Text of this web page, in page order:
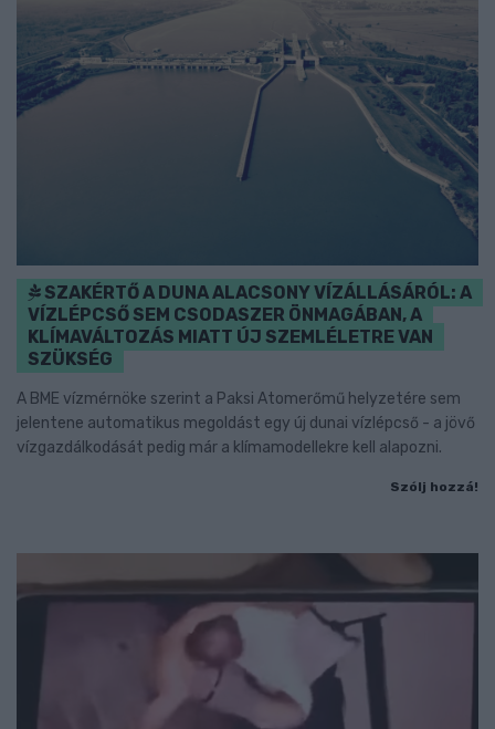
SZAKÉRTŐ A DUNA ALACSONY VÍZÁLLÁSÁRÓL: A
VÍZLÉPCSŐ SEM CSODASZER ÖNMAGÁBAN, A
KLÍMAVÁLTOZÁS MIATT ÚJ SZEMLÉLETRE VAN
SZÜKSÉG
A BME vízmérnöke szerint a Paksi Atomerőmű helyzetére sem
jelentene automatikus megoldást egy új dunai vízlépcső - a jövő
vízgazdálkodását pedig már a klímamodellekre kell alapozni.
Szólj hozzá!